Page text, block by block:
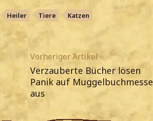
Heiler Tiere Katzen
Vorheriger Artikel
Verzauberte Bücher lösen
Panik auf Muggelbuchmesse
aus